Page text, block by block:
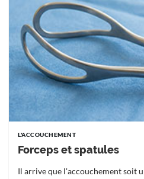
L'ACCOUCHEMENT
Forceps et spatules
Il arrive que l'accouchement soit